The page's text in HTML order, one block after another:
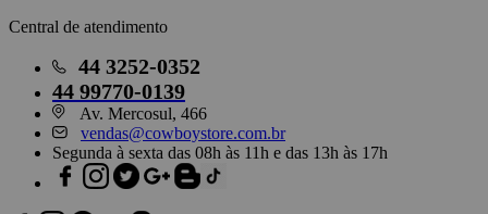
Central de atendimento
44 3252-0352
44 99770-0139
Av. Mercosul, 466
vendas@cowboystore.com.br
Segunda à sexta das 08h às 11h e das 13h às 17h